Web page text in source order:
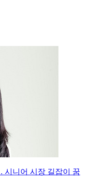
시니어 시장 길잡이 꿈